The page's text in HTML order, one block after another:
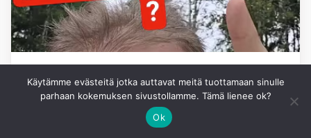
YHTEISKUNTA
Kansanedustajien
Käytämme evästeitä jotka auttavat meitä tuottamaan sinulle
parhaan kokemuksen sivustollamme. Tämä lienee ok?
Ok